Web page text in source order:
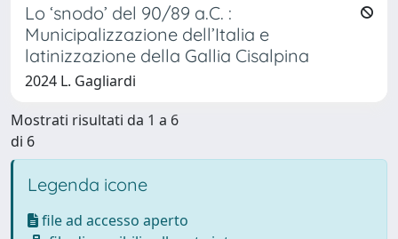
Lo ‘snodo’ del 90/89 a.C. :
Municipalizzazione dell’Italia e
latinizzazione della Gallia Cisalpina
2024 L. Gagliardi
Mostrati risultati da 1 a 6
di 6
Legenda icone
file ad accesso aperto